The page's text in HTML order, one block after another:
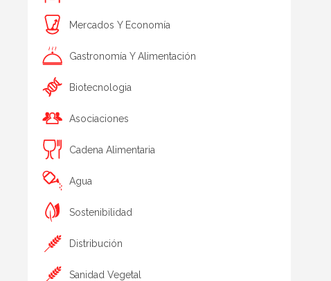
Mercados Y Economía
Gastronomía Y Alimentación
Biotecnologia
Asociaciones
Cadena Alimentaria
Agua
Sostenibilidad
Distribución
Sanidad Vegetal